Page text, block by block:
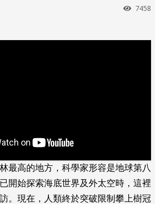
瀏覽
7458
最高的地方，科學家形容是地球第八
開始探索海底世界­及外太空時，這裡
。現在，人類終於突破限制攀上樹冠